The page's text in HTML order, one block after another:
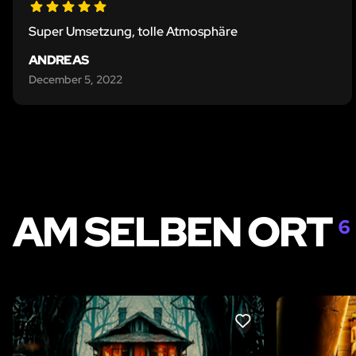
Super Umsetzung, tolle Atmosphäre
ANDREAS
December 5, 2022
AM SELBEN ORT 6
LIKE